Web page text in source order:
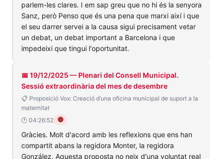
parlem-les clares. I em sap greu que no hi és la senyora
Sanz, però Penso que és una pena que marxi així i que
el seu darrer servei a la causa sigui precisament vetar
un debat, un debat important a Barcelona i que
impedeixi que tingui l'oportunitat.
📅 19/12/2025 — Plenari del Consell Municipal.
Sessió extraordinària del mes de desembre
📋 Proposició Vox: Creació d’una oficina municipal de suport a la
maternitat
🕐 04:26:52 🔴
Gràcies. Molt d'acord amb les reflexions que ens han
compartit abans la regidora Monter, la regidora
González. Aquesta proposta no neix d'una voluntat real